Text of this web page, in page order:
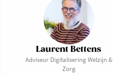
Laurent Bettens
Adviseur Digitalisering Welzijn &
Zorg